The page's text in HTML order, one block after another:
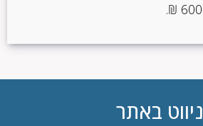
ניווט באתר